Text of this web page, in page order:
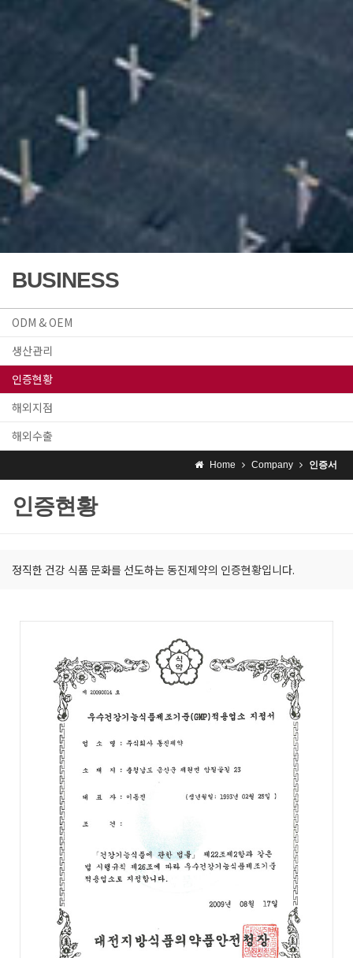
BUSINESS
ODM & OEM
생산관리
인증현황
해외지점
해외수출
Home Company 인증서
인증현황
정직한 건강 식품 문화를 선도하는 동진제약의 인증현황입니다.